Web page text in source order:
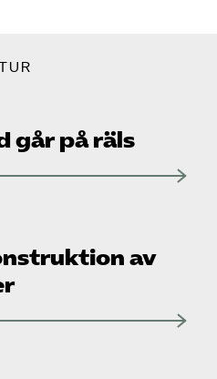
går på räls
av